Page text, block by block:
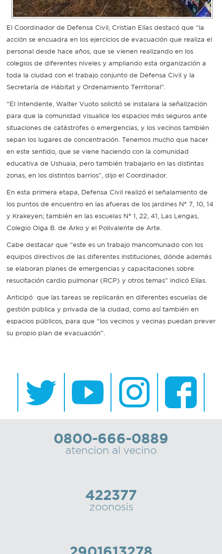
El Coordinador de Defensa Civil, Cristian Elías destacó que “la
acción se encuadra en los ejercicios de evacuación que realiza el
personal desde hace años, que se vienen realizando en los
colegios de diferentes niveles y ampliando esta organización a
toda la ciudad con el trabajo conjunto de Defensa Civil y la
Secretaría de Hábitat y Ordenamiento Territorial”.
“El Intendente, Walter Vuoto solicitó se instalara la señalización
para que la comunidad visualice los espacios más seguros ante
situaciones de catástrofes o emergencias, y los vecinos también
sepan los lugares de concentración. Tenemos mucho que hacer
en este sentido, que se viene haciendo con la comunidad
educativa de Ushuaia, pero también trabajarlo en las distintas
zonas, en los distintos barrios”, dijo el Coordinador.
En esta primera etapa, Defensa Civil realizó el señalamiento de
los puntos de encuentro en las afueras de los jardines N° 7, 10, 14
y Krakeyen; también en las escuelas N° 1, 22, 41, Las Lengas,
Colegio Olga B. de Arko y el Polivalente de Arte.
Cabe destacar que “este es un trabajo mancomunado con los
equipos directivos de las diferentes instituciones, dónde además
se elaboran planes de emergencias y capacitaciones sobre
resucitación cardio pulmonar (RCP) y otros temas” indicó Elías.
Anticipó que las tareas se replicarán en diferentes escuelas de
gestión pública y privada de la ciudad, como así también en
espacios públicos, para que “los vecinos y vecinas puedan prever
su propio plan de evacuación”.
0800-666-0889
atencion al vecino
422377
zoonosis